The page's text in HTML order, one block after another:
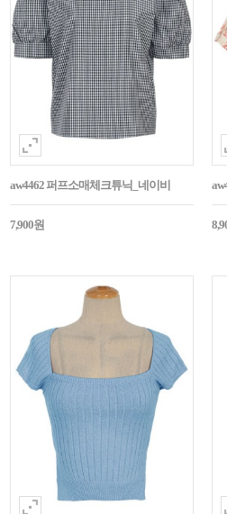
aw4462 퍼프소매체크튜닉_네이비
7,900원